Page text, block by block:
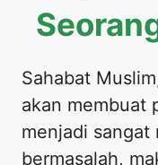
Sahabat
akan membuat
menjadi sangat
bermasalah,